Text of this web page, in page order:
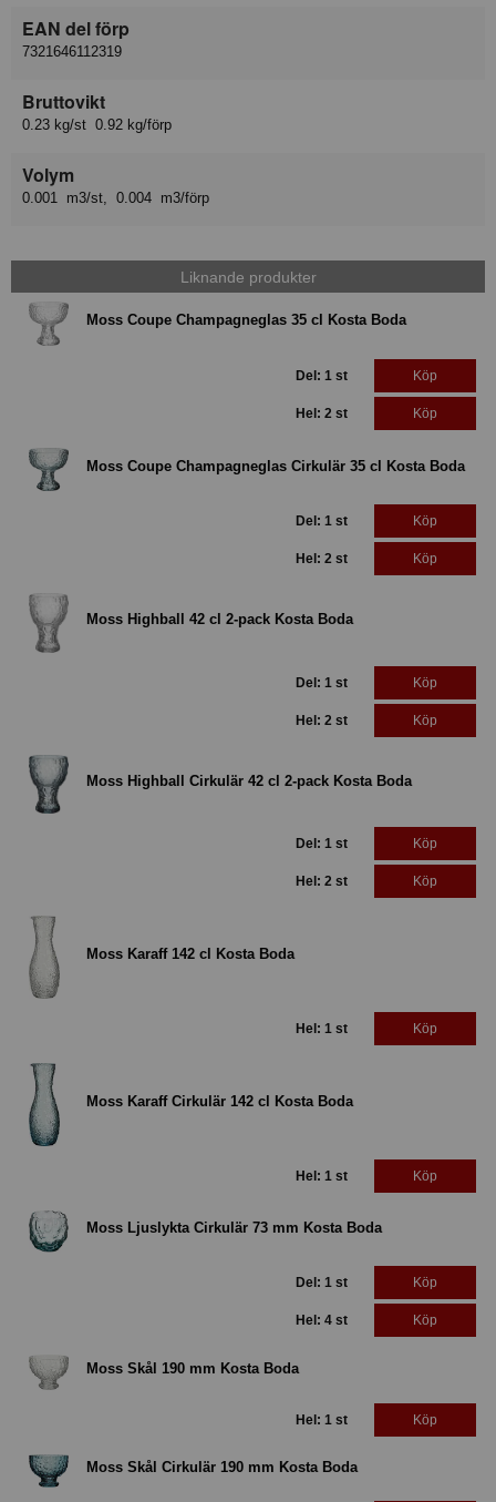
EAN del förp
7321646112319
Bruttovikt
0.23 kg/st 0.92 kg/förp
Volym
0.001 m3/st, 0.004 m3/förp
Liknande produkter
Moss Coupe Champagneglas 35 cl Kosta Boda
Del: 1 st Köp
Hel: 2 st Köp
Moss Coupe Champagneglas Cirkulär 35 cl Kosta Boda
Del: 1 st Köp
Hel: 2 st Köp
Moss Highball 42 cl 2-pack Kosta Boda
Del: 1 st Köp
Hel: 2 st Köp
Moss Highball Cirkulär 42 cl 2-pack Kosta Boda
Del: 1 st Köp
Hel: 2 st Köp
Moss Karaff 142 cl Kosta Boda
Hel: 1 st Köp
Moss Karaff Cirkulär 142 cl Kosta Boda
Hel: 1 st Köp
Moss Ljuslykta Cirkulär 73 mm Kosta Boda
Del: 1 st Köp
Hel: 4 st Köp
Moss Skål 190 mm Kosta Boda
Hel: 1 st Köp
Moss Skål Cirkulär 190 mm Kosta Boda